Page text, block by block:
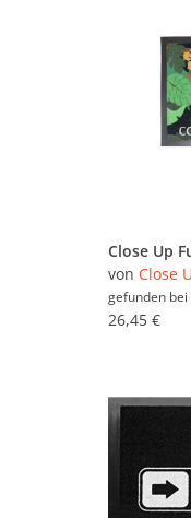
von Close
gefunden bei
26,45 €